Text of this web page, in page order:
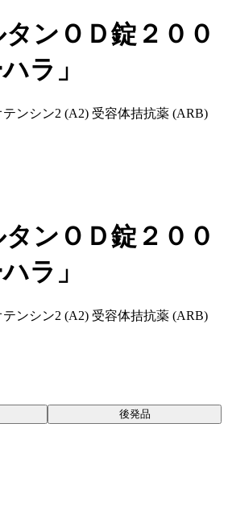
ンＯＤ錠２００
ラ」
ンシン2 (A2) 受容体拮抗薬 (ARB)
ンＯＤ錠２００
ラ」
ンシン2 (A2) 受容体拮抗薬 (ARB)
後発品